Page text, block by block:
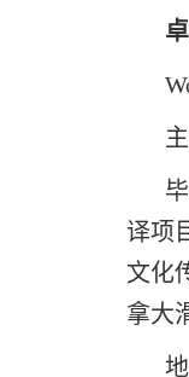
译项
文化
拿大